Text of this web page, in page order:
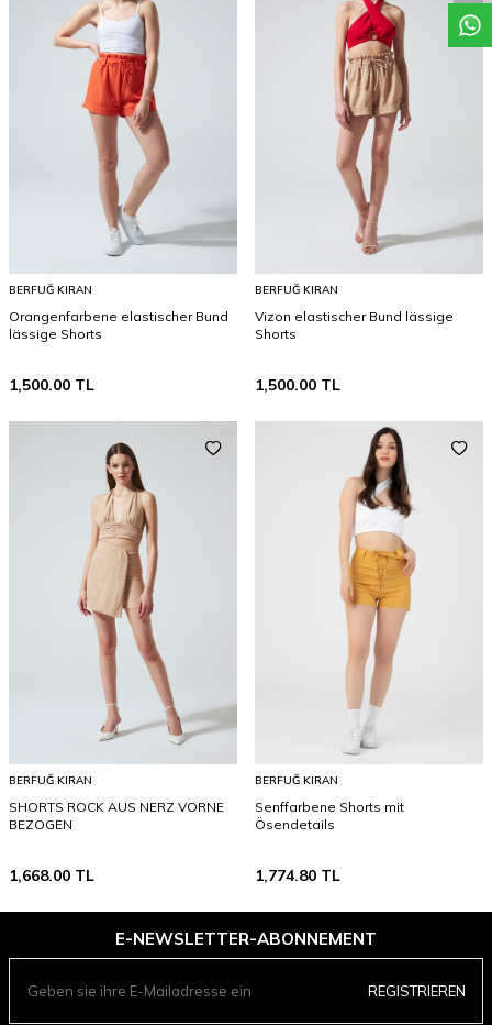
BERFUĞ KIRAN
Orangenfarbene elastischer Bund
lässige Shorts
1,500.00 TL
BERFUĞ KIRAN
Vizon elastischer Bund lässige
Shorts
1,500.00 TL
BERFUĞ KIRAN
SHORTS ROCK AUS NERZ VORNE
BEZOGEN
1,668.00 TL
BERFUĞ KIRAN
Senffarbene Shorts mit
Ösendetails
1,774.80 TL
E-NEWSLETTER-ABONNEMENT
REGISTRIEREN